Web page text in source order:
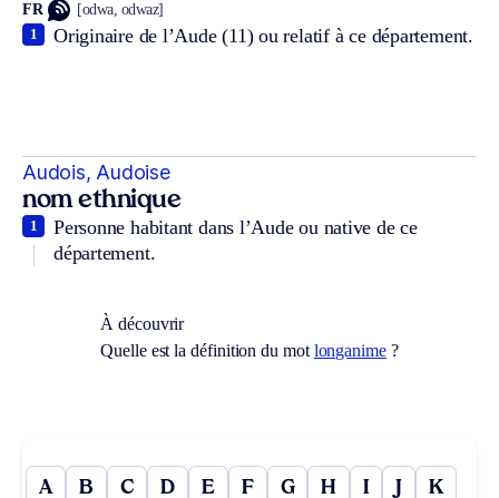
FR [odwa, odwaz]
Originaire de l’Aude (11) ou relatif à ce département.
1
Audois, Audoise
nom ethnique
Personne habitant dans l’Aude ou native de ce
département.
1
À découvrir
Quelle est la définition du mot longanime?
A B C D E F G H I J K